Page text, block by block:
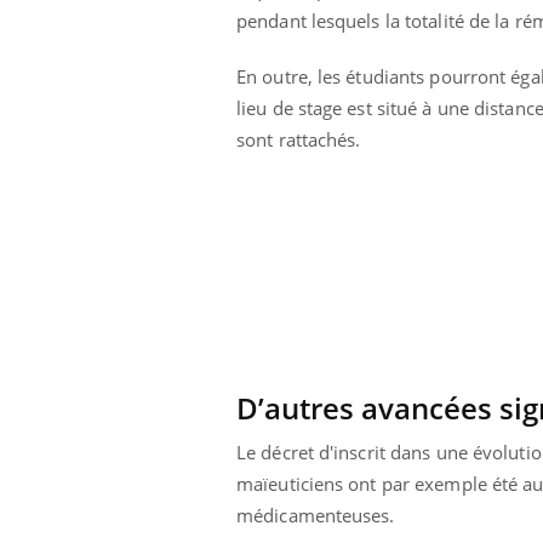
pendant lesquels la totalité de la
En outre, les étudiants pourront
lieu de stage est situé à une
sont rattachés.
D’autres avancées
Le décret d'inscrit dans une
maïeuticiens ont par exemple été
médicamenteuses.
Cytomégalovirus : ce qui
change dans la prise en
enceintes